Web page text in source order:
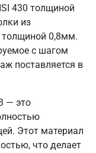
430 толщиной
из
0,8мм.
с шагом
поставляется в
— это
Этот материал
что делает